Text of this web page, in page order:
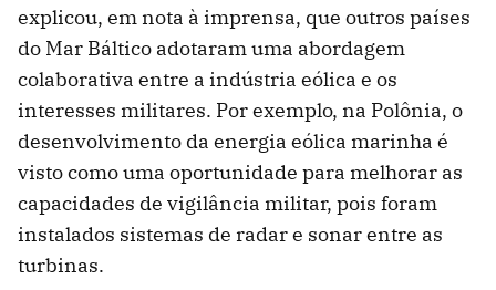
explicou, em nota à imprensa, que outros países
do Mar Báltico adotaram uma abordagem
colaborativa entre a indústria eólica e os
interesses militares. Por exemplo, na Polônia, o
desenvolvimento da energia eólica marinha é
visto como uma oportunidade para melhorar as
capacidades de vigilância militar, pois foram
instalados sistemas de radar e sonar entre as
turbinas.